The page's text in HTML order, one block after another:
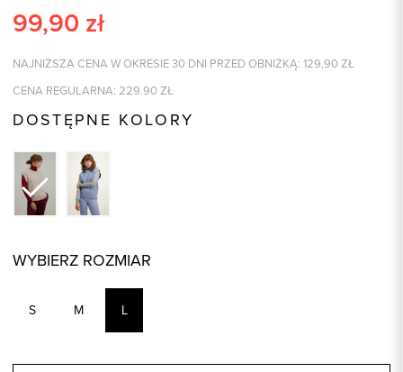
99,90 zł
NAJNIŻSZA CENA W OKRESIE 30 DNI PRZED OBNIŻKĄ: 129,90 ZŁ
CENA REGULARNA: 229.90 ZŁ
DOSTĘPNE KOLORY
WYBIERZ ROZMIAR
S M L